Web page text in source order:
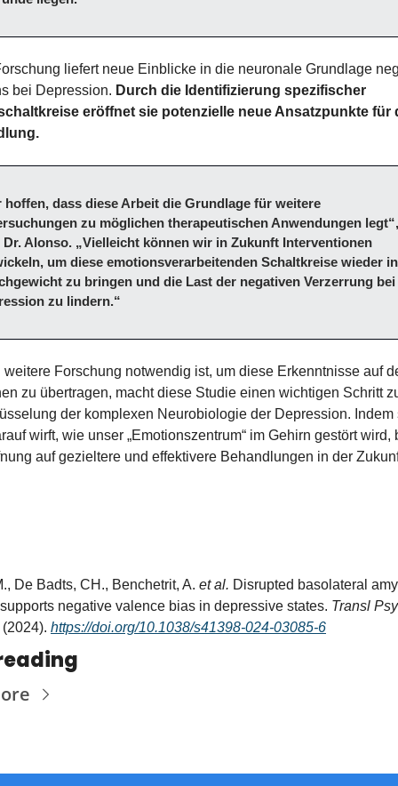
liefert neue Einblicke in die neuronale Grundlage
bei Depression. Durch die Identifizierung spezifischer
eröffnet sie potenzielle neue Ansatzpunkte für
hoffen, dass diese Arbeit die Grundlage für weitere
zu möglichen therapeutischen Anwendungen legt“,
Dr. Alonso. „Vielleicht können wir in Zukunft Interventionen
um diese emotionsverarbeitenden Schaltkreise wieder
zu bringen und die Last der negativen Verzerrung bei
zu lindern.“
weitere Forschung notwendig ist, um diese Erkenntnisse auf
zu übertragen, macht diese Studie einen wichtigen Schritt
der komplexen Neurobiologie der Depression. Indem
wirft, wie unser „Emotionszentrum“ im Gehirn gestört wird,
auf gezieltere und effektivere Behandlungen in der
De Badts, CH., Benchetrit, A. et al. Disrupted basolateral
negative valence bias in depressive states. Transl
https://doi.org/10.1038/s41398-024-03085-6